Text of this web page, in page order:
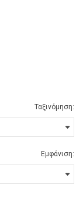
Ταξινόμηση:
Εμφάνιση: